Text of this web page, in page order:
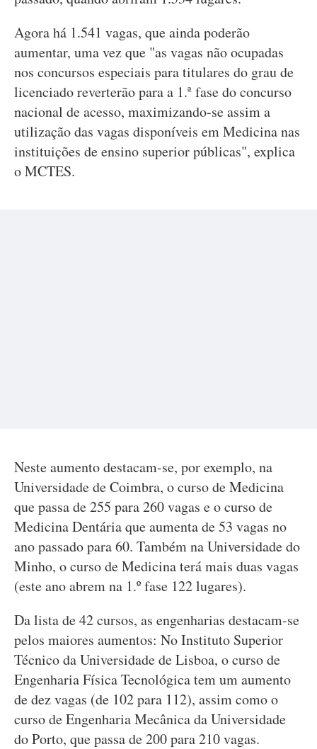
Agora há 1.541 vagas, que ainda poderão
aumentar, uma vez que "as vagas não ocupadas
nos concursos especiais para titulares do grau de
licenciado reverterão para a 1.ª fase do concurso
nacional de acesso, maximizando-se assim a
utilização das vagas disponíveis em Medicina nas
instituições de ensino superior públicas", explica
o MCTES.
Neste aumento destacam-se, por exemplo, na
Universidade de Coimbra, o curso de Medicina
que passa de 255 para 260 vagas e o curso de
Medicina Dentária que aumenta de 53 vagas no
ano passado para 60. Também na Universidade do
Minho, o curso de Medicina terá mais duas vagas
(este ano abrem na 1.º fase 122 lugares).
Da lista de 42 cursos, as engenharias destacam-se
pelos maiores aumentos: No Instituto Superior
Técnico da Universidade de Lisboa, o curso de
Engenharia Física Tecnológica tem um aumento
de dez vagas (de 102 para 112), assim como o
curso de Engenharia Mecânica da Universidade
do Porto, que passa de 200 para 210 vagas.